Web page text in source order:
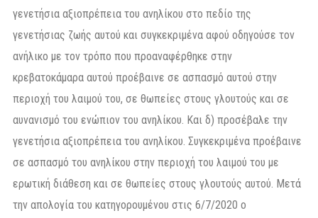
γενετήσια αξιοπρέπεια του ανηλίκου στο πεδίο της
γενετήσιας ζωής αυτού και συγκεκριμένα αφού οδηγούσε τον
ανήλικο με τον τρόπο που προαναφέρθηκε στην
κρεβατοκάμαρα αυτού προέβαινε σε ασπασμό αυτού στην
περιοχή του λαιμού του, σε θωπείες στους γλουτούς και σε
αυνανισμό του ενώπιον του ανηλίκου. Και δ) προσέβαλε την
γενετήσια αξιοπρέπεια του ανηλίκου. Συγκεκριμένα προέβαινε
σε ασπασμό του ανηλίκου στην περιοχή του λαιμού του με
ερωτική διάθεση και σε θωπείες στους γλουτούς αυτού. Μετά
την απολογία του κατηγορουμένου στις 6/7/2020 ο